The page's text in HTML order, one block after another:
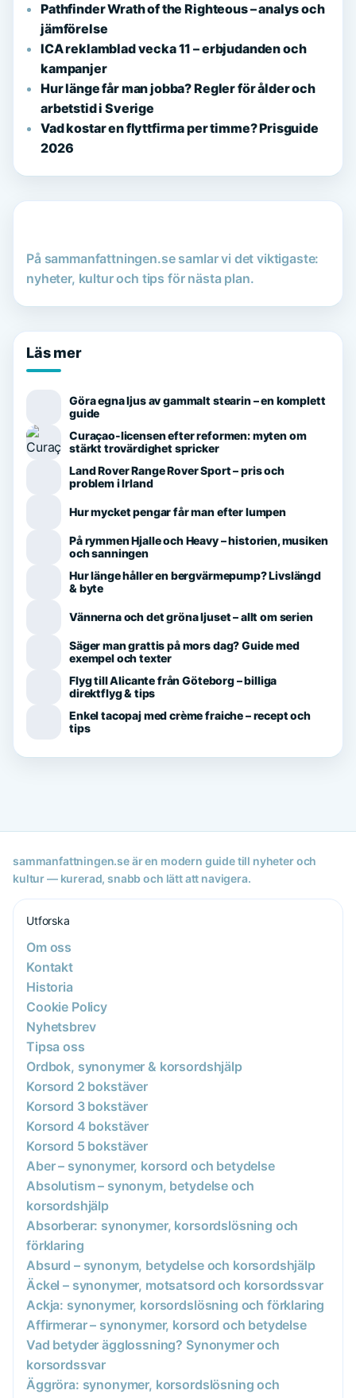
Pathfinder Wrath of the Righteous – analys och
jämförelse
ICA reklamblad vecka 11 – erbjudanden och
kampanjer
Hur länge får man jobba? Regler för ålder och
arbetstid i Sverige
Vad kostar en flyttfirma per timme? Prisguide
2026
På sammanfattningen.se samlar vi det viktigaste:
nyheter, kultur och tips för nästa plan.
Läs mer
Göra egna ljus av gammalt stearin – en komplett
guide
Curaçao-licensen efter reformen: myten om
stärkt trovärdighet spricker
Land Rover Range Rover Sport – pris och
problem i Irland
Hur mycket pengar får man efter lumpen
På rymmen Hjalle och Heavy – historien, musiken
och sanningen
Hur länge håller en bergvärmepump? Livslängd
& byte
Vännerna och det gröna ljuset – allt om serien
Säger man grattis på mors dag? Guide med
exempel och texter
Flyg till Alicante från Göteborg – billiga
direktflyg & tips
Enkel tacopaj med crème fraiche – recept och
tips
sammanfattningen.se är en modern guide till nyheter och
kultur — kurerad, snabb och lätt att navigera.
Utforska
Om oss
Kontakt
Historia
Cookie Policy
Nyhetsbrev
Tipsa oss
Ordbok, synonymer & korsordshjälp
Korsord 2 bokstäver
Korsord 3 bokstäver
Korsord 4 bokstäver
Korsord 5 bokstäver
Aber – synonymer, korsord och betydelse
Absolutism – synonym, betydelse och
korsordshjälp
Absorberar: synonymer, korsordslösning och
förklaring
Absurd – synonym, betydelse och korsordshjälp
Äckel – synonymer, motsatsord och korsordssvar
Ackja: synonymer, korsordslösning och förklaring
Affirmerar – synonymer, korsord och betydelse
Vad betyder ägglossning? Synonymer och
korsordssvar
Äggröra: synonymer, korsordslösning och